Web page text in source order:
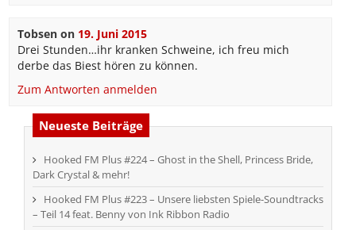
Tobsenon 19. Juni 2015
Drei Stunden…ihr kranken Schweine, ich freu mich
derbe das Biest hören zu können.
Zum Antworten anmelden
Neueste Beiträge
Hooked FM Plus #224 – Ghost in the Shell, Princess Bride,
Dark Crystal & mehr!
Hooked FM Plus #223 – Unsere liebsten Spiele-Soundtracks
– Teil 14 feat. Benny von Ink Ribbon Radio